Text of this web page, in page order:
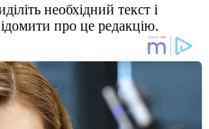
необхідний текст і
про це редакцію.